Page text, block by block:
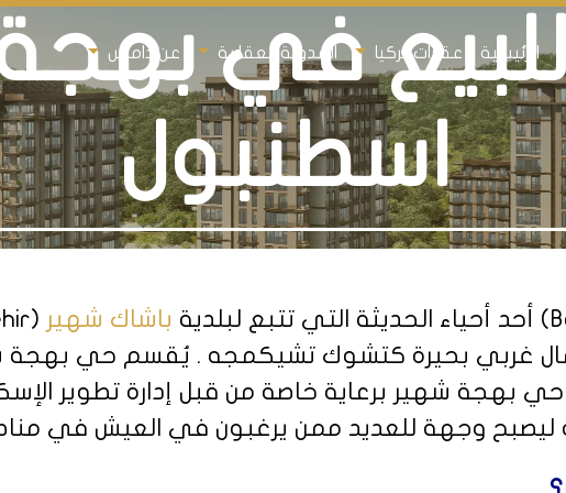
الرئيسية عقارات تركيا المدونة العقارية عن داماس
في
اسطنبول
باشاك شهير
غربي بحيرة كتشوك تشيكمجه . يُقسم حي
ليصبح وجهة للعديد ممن يرغبون في العيش في